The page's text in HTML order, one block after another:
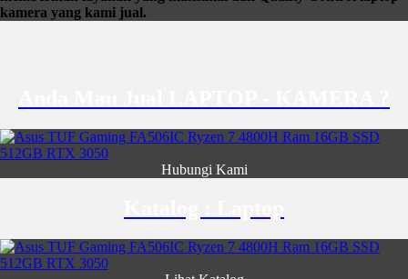
kamera yang kami jual.
Hubungi Kami